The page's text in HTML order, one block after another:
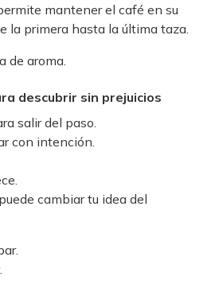
mantener el café en su
la primera hasta la última taza.
de aroma.
descubrir sin prejuicios
salir del paso.
con intención.
cambiar tu idea del